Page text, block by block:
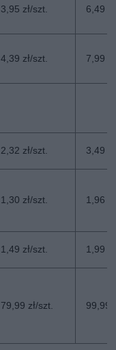
3,95 zł/szt. 6,49
4,39 zł/szt. 7,99
2,32 zł/szt. 3,49
1,30 zł/szt. 1,96
1,49 zł/szt. 1,99
79,99 zł/szt. 99,99